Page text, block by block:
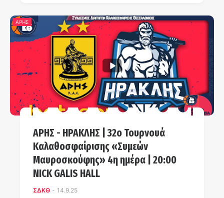
ΑΡΗΣ
ΑΡΗΣ - ΗΡΑΚΛΗΣ | 32ο Τουρνουά
Καλαθοσφαίρισης «Συμεών
Μαυροσκούφης» 4η ημέρα | 20:00
NICK GALIS HALL
ΣΔΚΘ - 14.9.25